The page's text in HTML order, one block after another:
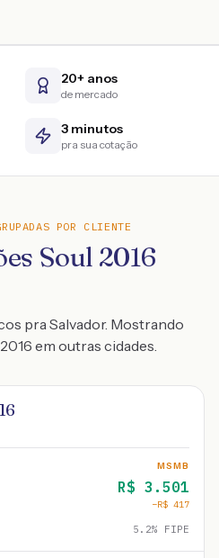
20+ anos
de mercado
3 minutos
pra sua cotação
POR CLIENTE
Soul 2016
pra Salvador. Mostrando
em outras cidades.
MSMB
R$ 3.501
−R$ 417
5.2% FIPE